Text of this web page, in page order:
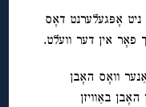
ניט אָפּגעלערנט דאָס
פאָר אין דער וועלט.
וואָס האָבן
באַוויזן